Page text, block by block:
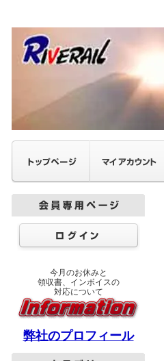
今月のお休みと
領収書、インボイスの
対応について
弊社のプロフィール